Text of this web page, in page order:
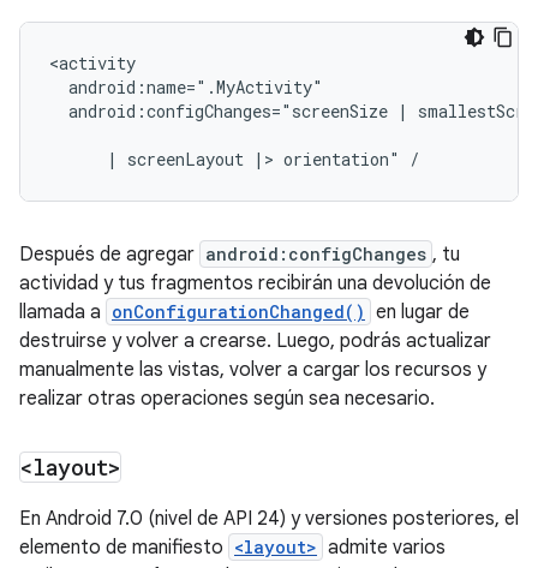
android:configChanges="screenSize |
| screenLayout |> orientation"
Después de agregar android:configChanges , tu
actividad y tus fragmentos recibirán una devolución de
llamada a onConfigurationChanged() en lugar de
destruirse y volver a crearse. Luego, podrás actualizar
manualmente las vistas, volver a cargar los recursos y
realizar otras operaciones según sea necesario.
<layout>
En Android 7.0 (nivel de API 24) y versiones posteriores, el
elemento de manifiesto <layout> admite varios